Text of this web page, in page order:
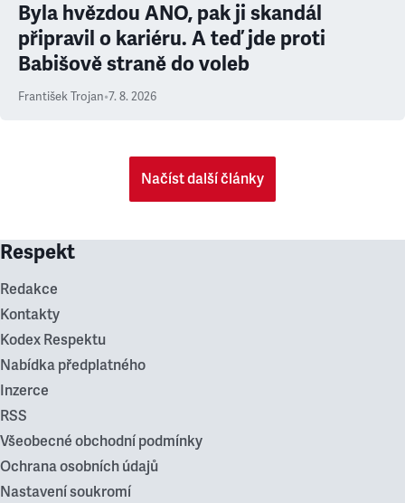
Byla hvězdou ANO, pak ji skandál
připravil o kariéru. A teď jde proti
Babišově straně do voleb
František Trojan•7. 8. 2026
Načíst další články
Respekt
Redakce
Kontakty
Kodex Respektu
Nabídka předplatného
Inzerce
RSS
Všeobecné obchodní podmínky
Ochrana osobních údajů
Nastavení soukromí